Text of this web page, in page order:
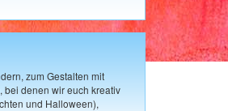
zum Gestalten mit
bei denen wir euch kreativ
und Halloween),